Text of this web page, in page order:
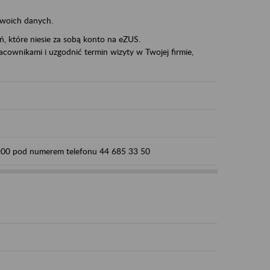
danych.
które niesie za sobą konto na eZUS.
i uzgodnić termin wizyty w Twojej firmie,
pod numerem telefonu 44 685 33 50